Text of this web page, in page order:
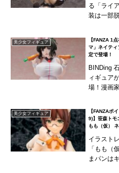
る「ライ
装は一部
美少女フィギュア
【FANZA 1
マ」ネイティ
定で登場！
BINDing
ィギュア
場！漫画
ャラクタ
の衣...
美少女フィギュア
【FANZAポ
9)】笹森トモ
もも（仮）
イラスト
「もも（
まパンは